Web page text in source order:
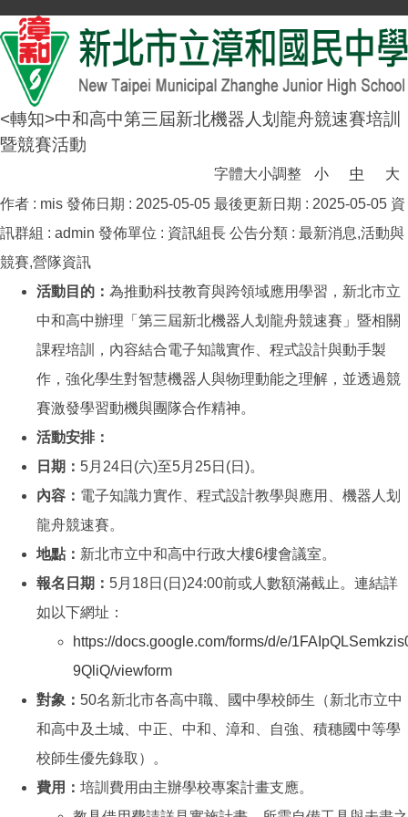
<轉知>中和高中第三屆新北機器人划龍舟競速賽培訓
暨競賽活動
字體大小調整 小 中
大
作者 : mis 發佈日期 : 2025-05-05 最後更新日期 : 2025-05-05 資
訊群組 : admin 發佈單位 : 資訊組長 公告分類 : 最新消息,活動與
競賽,營隊資訊
活動目的： 為推動科技教育與跨領域應用學習，新北市立
中和高中辦理「第三屆新北機器人划龍舟競速賽」暨相關
課程培訓，內容結合電子知識實作、程式設計與動手製
作，強化學生對智慧機器人與物理動能之理解，並透過競
賽激發學習動機與團隊合作精神。
活動安排：
日期： 5月24日(六)至5月25日(日)。
內容： 電子知識力實作、程式設計教學與應用、機器人划
龍舟競速賽。
地點： 新北市立中和高中行政大樓6樓會議室。
報名日期： 5月18日(日)24:00前或人數額滿截止。連結詳
如以下網址：
https://docs.google.com/forms/d/e/
9QliQ/viewform
對象： 50名新北市各高中職、國中學校師生（新北市立中
和高中及土城、中正、中和、漳和、自強、積穗國中等學
校師生優先錄取）。
費用： 培訓費用由主辦學校專案計畫支應。